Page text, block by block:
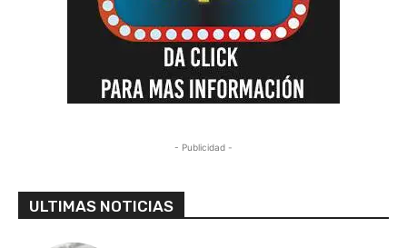
- Publicidad -
ULTIMAS NOTICIAS